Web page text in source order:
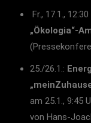
Fr., 17.1.,
„Ökologia“-
25./26.1.:
am 25.1., 9:45
von Hans-